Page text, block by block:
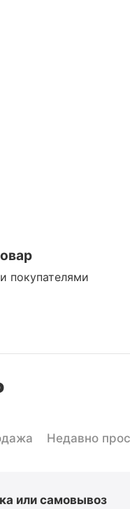
септика
покупателями
Недавно
или самовывоз